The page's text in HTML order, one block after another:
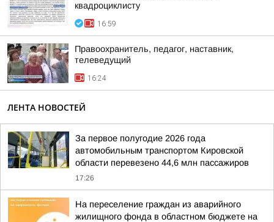
квадроциклисту
16:59
Правоохранитель, педагог, наставник,
телеведущий
16:24
ЛЕНТА НОВОСТЕЙ
За первое полугодие 2026 года
автомобильным транспортом Кировской
области перевезено 44,6 млн пассажиров
17:26
На переселение граждан из аварийного
жилищного фонда в областном бюджете на